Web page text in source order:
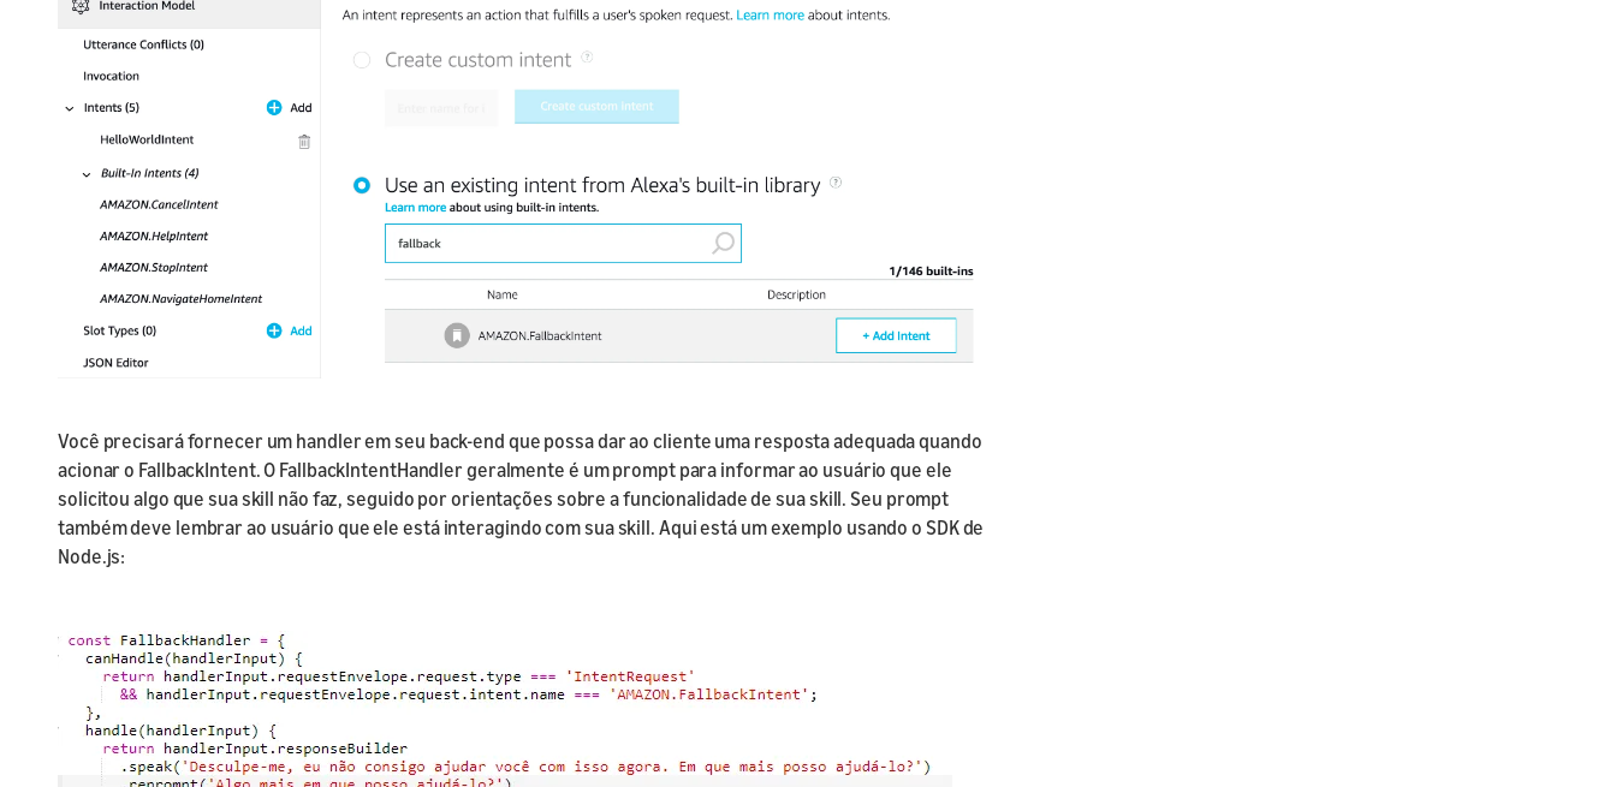
Você precisará fornecer um handler em seu back-end que possa dar ao cliente uma resposta adequada quando
acionar o FallbackIntent. O FallbackIntentHandler geralmente é um prompt para informar ao usuário que ele
solicitou algo que sua skill não faz, seguido por orientações sobre a funcionalidade de sua skill. Seu prompt
também deve lembrar ao usuário que ele está interagindo com sua skill. Aqui está um exemplo usando o SDK de
Node.js: